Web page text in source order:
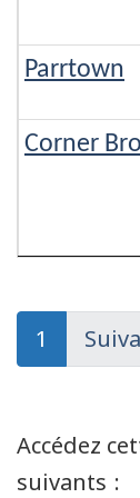
Parrtown
Corner
1
Accédez
suivants